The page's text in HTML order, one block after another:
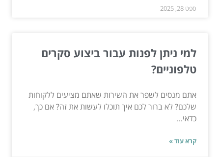
ספט 28, 2025
למי ניתן לפנות עבור ביצוע סקרים
טלפוניים?
אתם מנסים לשפר את השירות שאתם מציעים ללקוחות
שלכם? לא ברור לכם איך תוכלו לעשות את זה? אם כך,
כדאי...
קרא עוד »